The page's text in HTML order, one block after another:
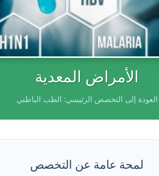
الأمراض المعدية
العودة إلى التخصص الرئيسي: الطب الباطني
لمحة عامة عن التخصص